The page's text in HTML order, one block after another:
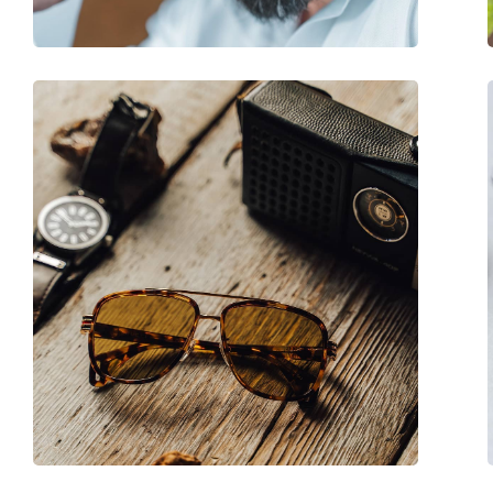
Регулируемые носоупоры:
Нет
Пружинный шарнир:
Нет
Аксессуары
Футляр:
Да
Салфетка для чистки:
Да
Другое
Пол:
Женские
Категория:
Солнцезащитные
Бренд:
Oakley
Использование:
Спорт
Спорт:
Туризм
Код:
OO 9473 02 56